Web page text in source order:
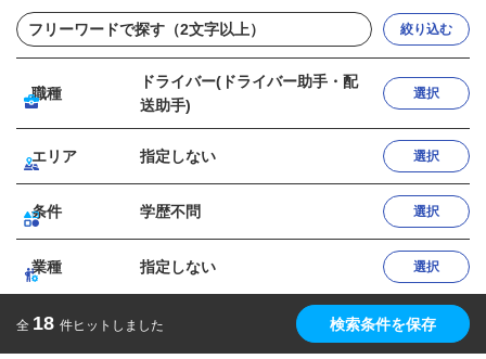
絞り込む
職種
ドライバー(ドライバー助手・配
送助手)
選択
エリア 指定しない 選択
条件 学歴不問 選択
業種 指定しない 選択
全 18 件ヒットしました 検索条件を保存